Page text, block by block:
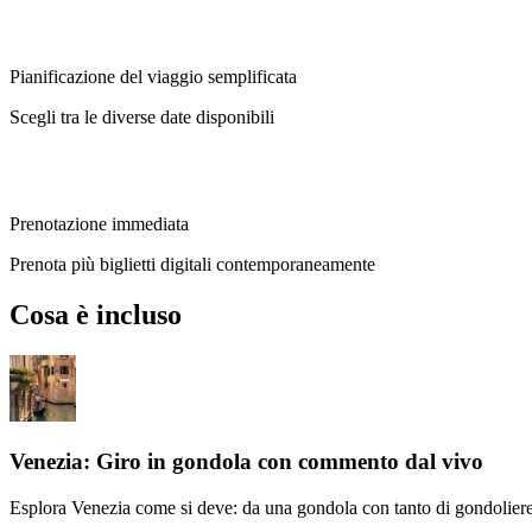
Pianificazione del viaggio semplificata
Scegli tra le diverse date disponibili
Prenotazione immediata
Prenota più biglietti digitali contemporaneamente
Cosa è incluso
Venezia: Giro in gondola con commento dal vivo
Esplora Venezia come si deve: da una gondola con tanto di